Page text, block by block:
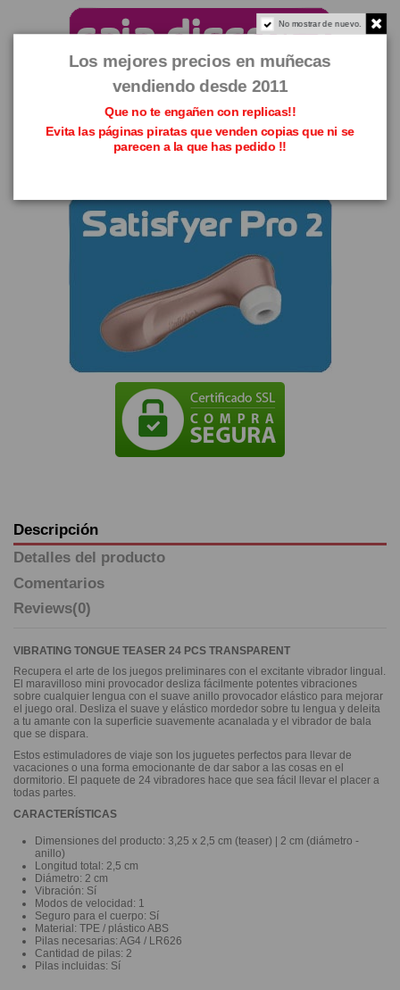
Descripción
Detalles del producto
Comentarios
Reviews(0)
VIBRATING TONGUE TEASER 24 PCS TRANSPARENT
Recupera el arte de los juegos preliminares con el excitante vibrador lingual.
El maravilloso mini provocador desliza fácilmente potentes vibraciones
sobre cualquier lengua con el suave anillo provocador elástico para mejorar
el juego oral. Desliza el suave y elástico mordedor sobre tu lengua y deleita
a tu amante con la superficie suavemente acanalada y el vibrador de bala
que se dispara.
Estos estimuladores de viaje son los juguetes perfectos para llevar de
vacaciones o una forma emocionante de dar sabor a las cosas en el
dormitorio. El paquete de 24 vibradores hace que sea fácil llevar el placer a
todas partes.
CARACTERÍSTICAS
Dimensiones del producto: 3,25 x 2,5 cm (teaser) | 2 cm (diámetro -
anillo)
Longitud total: 2,5 cm
Diámetro: 2 cm
Vibración: Sí
Modos de velocidad: 1
Seguro para el cuerpo: Sí
Material: TPE / plástico ABS
Pilas necesarias: AG4 / LR626
Cantidad de pilas: 2
Pilas incluidas: Sí
No mostrar de nuevo.
Los mejores precios en muñecas
vendiendo desde 2011
Que no te engañen con replicas!!
Evita las páginas piratas que venden copias que ni se
parecen a la que has pedido !!